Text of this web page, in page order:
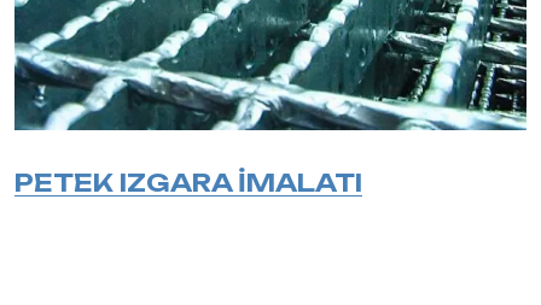
PETEK IZGARA İMALATI